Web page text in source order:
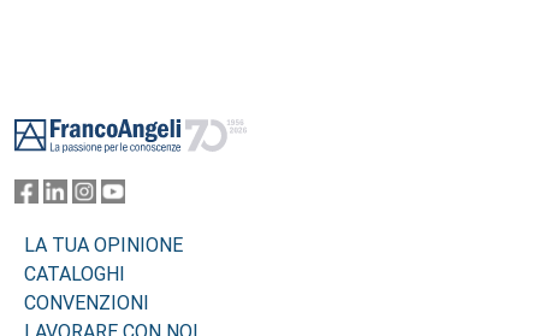
LA TUA OPINIONE
CATALOGHI
CONVENZIONI